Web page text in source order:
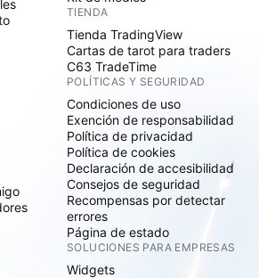
TIENDA
Tienda TradingView
Cartas de tarot para traders
C63 TradeTime
POLÍTICAS Y SEGURIDAD
Condiciones de uso
Exención de responsabilidad
Política de privacidad
Política de cookies
Declaración de accesibilidad
Consejos de seguridad
Recompensas por detectar
errores
Página de estado
SOLUCIONES PARA EMPRESAS
Widgets